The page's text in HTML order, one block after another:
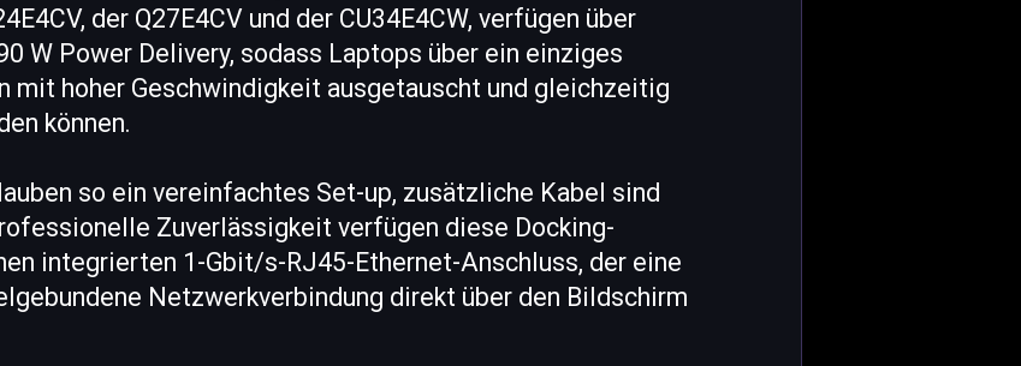
der Q27E4CV und der CU34E4CW, verfügen über
W Power Delivery, sodass Laptops über ein einziges
mit hoher Geschwindigkeit ausgetauscht und gleichzeitig
können.
so ein vereinfachtes Set-up, zusätzliche Kabel sind
Zuverlässigkeit verfügen diese Docking-
integrierten 1-Gbit/s-RJ45-Ethernet-Anschluss, der eine
Netzwerkverbindung direkt über den Bildschirm